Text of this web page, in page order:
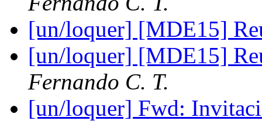
[un/loquer] [MDE15]
[un/loquer] [MDE15]
Fernando C. T.
[un/loquer] Fwd: